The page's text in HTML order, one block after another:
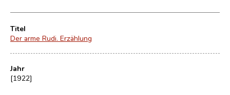
Titel
Der arme Rudi. Erzählung
Jahr
[1922]